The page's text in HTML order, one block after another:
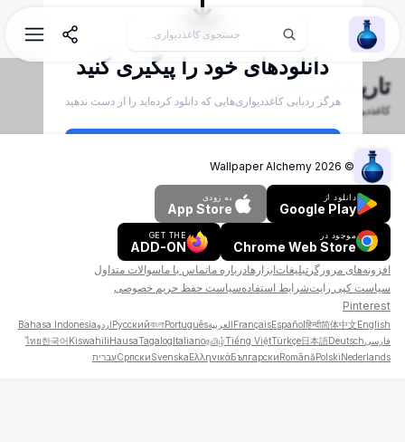
Wallpaper Alchemy
تاریخچه دانلود
کاغذدیواری‌های دانلود شده خود را پیگیری و مدیریت کنید
دانلودهای خود را پیگیری کنید
هرگز ردیابی کاغذدیواری‌هایی که دانلود کرده‌اید را از دست ندهید
ورود
©
2026
Wallpaper Alchemy
دانلود از
Google Play
به زودی
App Store
موجود در
Chrome Web Store
GET THE
ADD-ON
افزونه‌های مرورگر تبلیغاتابزارهادرباره ماتماس با ماسوالات متداول
سیاست کپی رایتشرایط استفادهسیاست حفظ حریم خصوصی
Pinterest
English
简体中文
हिन्दी
Español
FrançaisالعربيةPortuguês
বাংলা
РусскийاردوBahasa Indonesia
فارسیDeutsch
日本語
Türkçe
Tiếng Việt
தமிழ்
Italiano
Tagalog
Hausa
Kiswahili
한국어
ไทย
Nederlands
Polski
Română
Български
Ελληνικά
Svenska
Српскиעברית